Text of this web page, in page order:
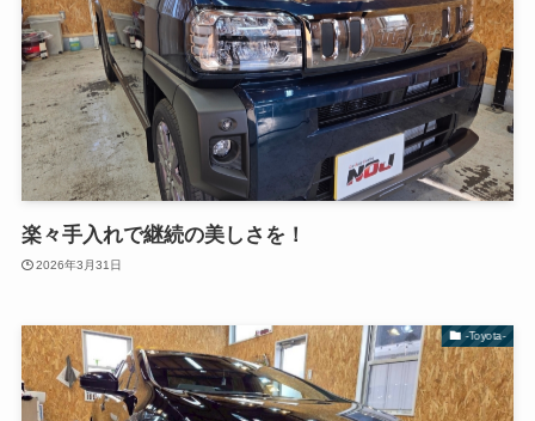
楽々手入れで継続の美しさを！
2026年3月31日
-Toyota-